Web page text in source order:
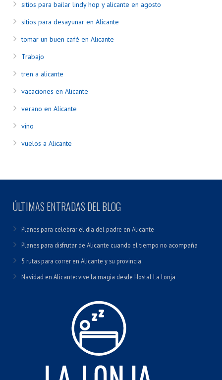
sitios para bailar lindy hop y alicante en agosto
sitios para desayunar en Alicante
tomar un buen café en Alicante
Trabajo
tren a alicante
vacaciones en Alicante
verano en Alicante
vino
vuelos a Alicante
ÚLTIMAS ENTRADAS DEL BLOG
Planes para celebrar el día del padre en Alicante
Planes para disfrutar de Alicante cuando el tiempo no acompaña
5 rutas para correr en Alicante y su provincia
Navidad en Alicante: vive la magia desde Hostal La Lonja